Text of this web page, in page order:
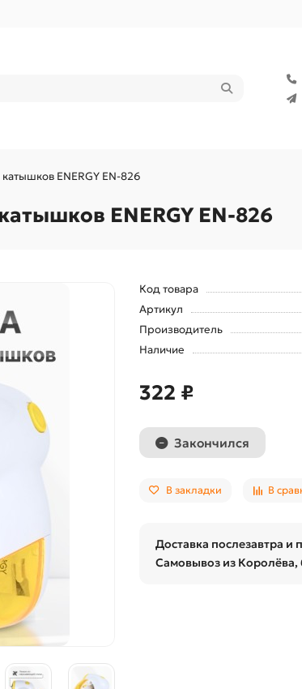
ENERGY EN-826
ENERGY EN-826
Код товара
Артикул
Производитель
Наличие
322 ₽
Закончился
В закладки В
Доставка послезавтра и
Самовывоз из Королёва,